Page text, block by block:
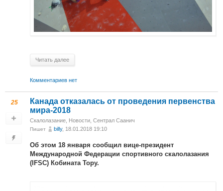
Читать далее
Комментариев нет
25
Канада отказалась от проведения первенства
мира-2018
Скалолазание, Новости, Сентрал Саанич
Пишет billy, 18.01.2018 19:10
Об этом 18 января сообщил вице-президент
Международной Федерации спортивного скалолазания
(IFSC) Кобината Тору.